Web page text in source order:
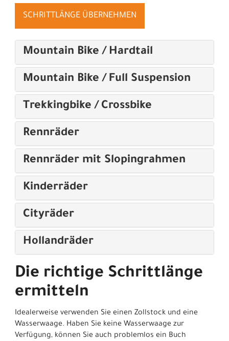
SCHRITTLÄNGE ÜBERNEHMEN
Mountain Bike / Hardtail
Mountain Bike / Full Suspension
Trekkingbike / Crossbike
Rennräder
Rennräder mit Slopingrahmen
Kinderräder
Cityräder
Hollandräder
Die richtige Schrittlänge
ermitteln
Idealerweise verwenden Sie einen Zollstock und eine
Wasserwaage. Haben Sie keine Wasserwaage zur
Verfügung, können Sie auch problemlos ein Buch